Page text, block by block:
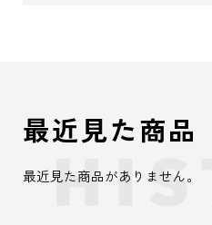
最近見た商品
最近見た商品がありません。